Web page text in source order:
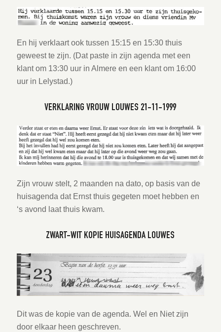
En hij verklaart ook tussen 15:15 en 15:30 thuis
geweest te zijn. (Dat paste in zijn agenda met een
klant om 13:30 uur in Almere en een klant om 16:00
uur in Lelystad.)
VERKLARING VROUW LOUWES 21-11-1999
Zijn vrouw stelt, 2 maanden na dato, op basis van de
huisagenda dat Ernst thuis gegeten moet hebben en
‘s avond laat thuis kwam.
ZWART-WIT KOPIE HUISAGENDA LOUWES
Dit was de kopie van de agenda. Wel en Niet zijn
door elkaar heen geschreven.